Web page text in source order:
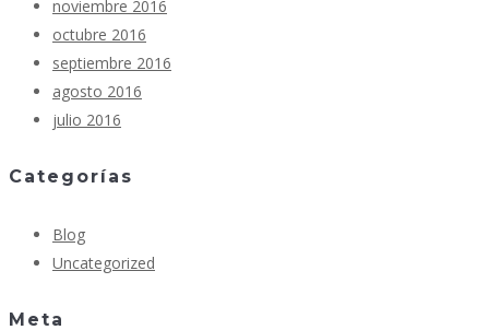
noviembre 2016
octubre 2016
septiembre 2016
agosto 2016
julio 2016
Categorías
Blog
Uncategorized
Meta